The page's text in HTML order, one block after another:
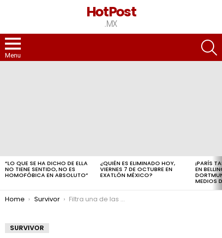
HotPost
.MX
Menu
“LO QUE SE HA DICHO DE ELLA
NO TIENE SENTIDO, NO ES
HOMOFÓBICA EN ABSOLUTO”
¿QUIÉN ES ELIMINADO HOY,
VIERNES 7 DE OCTUBRE EN
EXATLÓN MÉXICO?
¡PARÍS
EN
MEDIOS
You are here:
Home Survivor Filtra una de las eliminaciones MÁS esperadas de Survivor México; es uno de los mas criticados
SURVIVOR